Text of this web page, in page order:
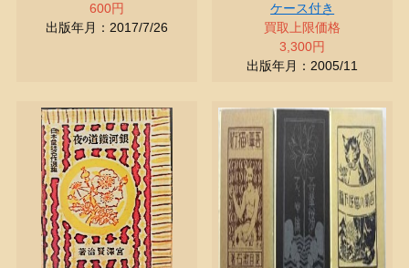
600円
出版年月：2017/7/26
ケース付き
買取上限価格
3,300円
出版年月：2005/11